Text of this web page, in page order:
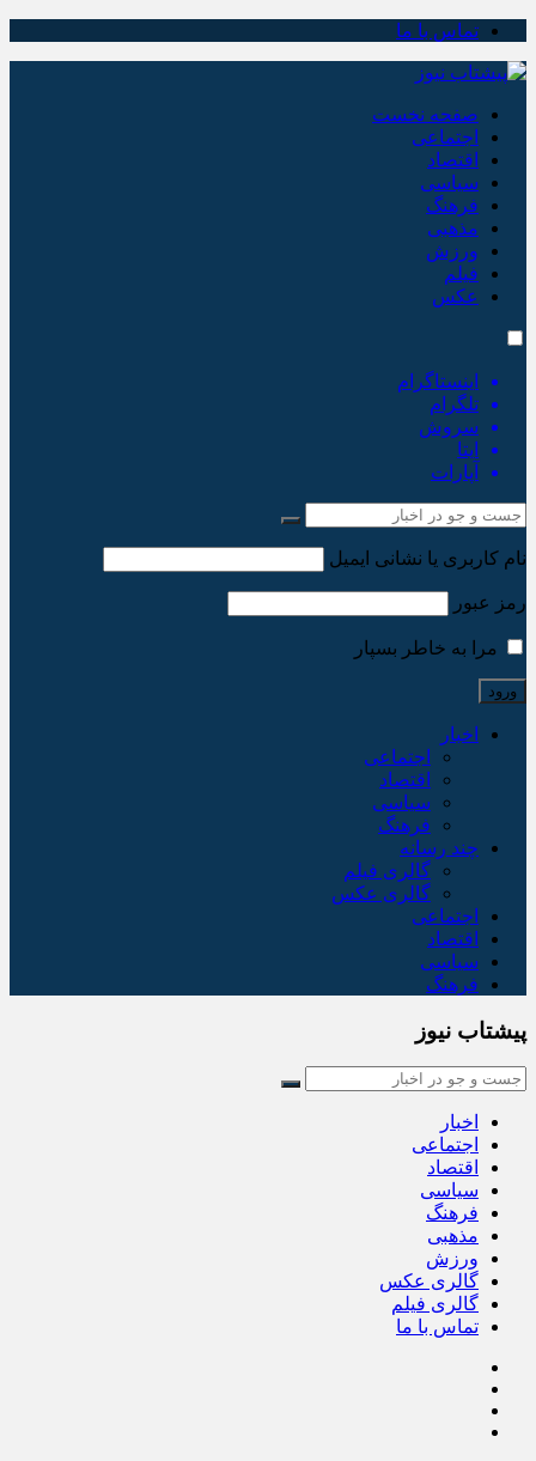
تماس با ما
صفحه نخست
اجتماعی
اقتصاد
سیاسی
فرهنگ
مذهبی
ورزش
فیلم
عکس
اینستاگرام
تلگرام
سروش
ایتا
آپارات
نام کاربری یا نشانی ایمیل
رمز عبور
مرا به خاطر بسپار
اخبار
اجتماعی
اقتصاد
سیاسی
فرهنگ
چند رسانه
گالری فیلم
گالری عکس
اجتماعی
اقتصاد
سیاسی
فرهنگ
پیشتاب نیوز
اخبار
اجتماعی
اقتصاد
سیاسی
فرهنگ
مذهبی
ورزش
گالری عکس
گالری فیلم
تماس با ما